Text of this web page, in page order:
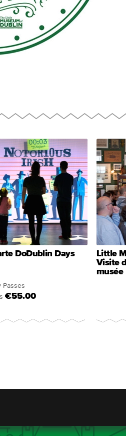
DoDublin Days
Passes
€55.00
Little
Visite
musée